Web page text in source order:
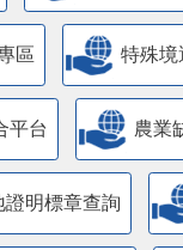
區 特殊境
平台 農業
證明標章查詢